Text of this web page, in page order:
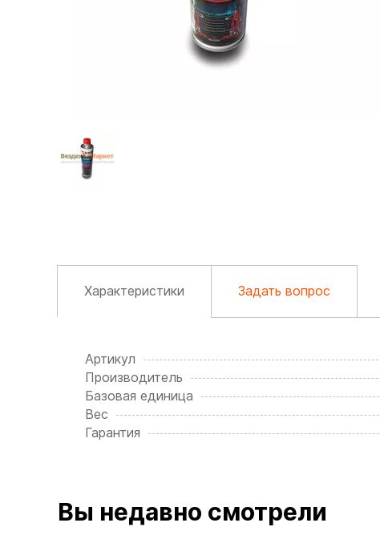
Характеристики Задать вопрос
Артикул
Производитель
Базовая единица
Вес
Гарантия
Вы недавно смотрели